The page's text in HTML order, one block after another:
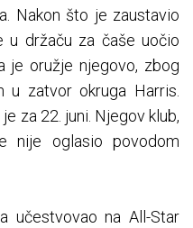
Nakon što je zaustavio
u držaču za čaše uočio
je oružje njegovo, zbog
u zatvor okruga Harris.
za 22. juni. Njegov klub,
nije oglasio povodom
učestvovao na All-Star